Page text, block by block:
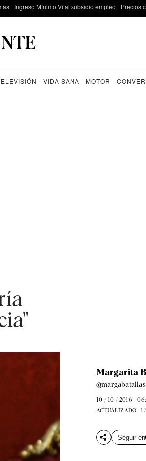
Ingreso Mínimo Vital subsidio empleo Precios
VIDA SANA MOTOR
Margarita
@margabatallas
10 / 10 / 2016 -
ACTUALIZADO
Seguir en